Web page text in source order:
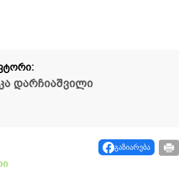
დარჩიაშვილი
გაზიარება